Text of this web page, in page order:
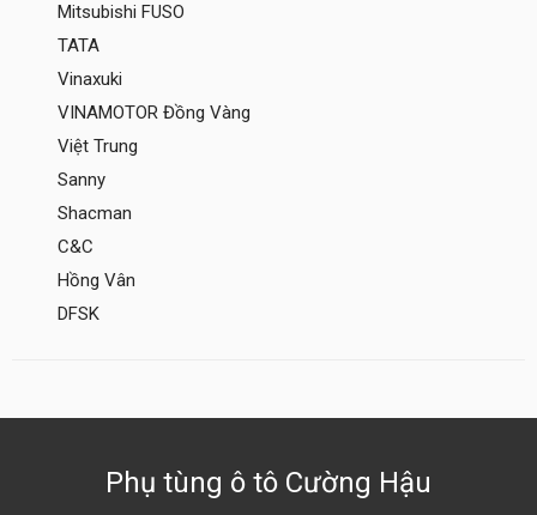
Mitsubishi FUSO
TATA
Vinaxuki
VINAMOTOR Đồng Vàng
Việt Trung
Sanny
Shacman
C&C
Hồng Vân
DFSK
Phụ tùng ô tô Cường Hậu